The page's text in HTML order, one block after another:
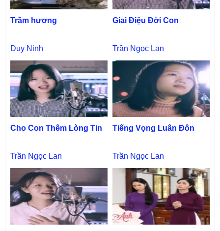
Trầm hương
Duy Ninh
Giai Điệu Đời Con
Trần Ngọc Lan
Cho Con Thêm Lòng Tin
Trần Ngọc Lan
Tiếng Vọng Luân Đôn
Trần Ngọc Lan